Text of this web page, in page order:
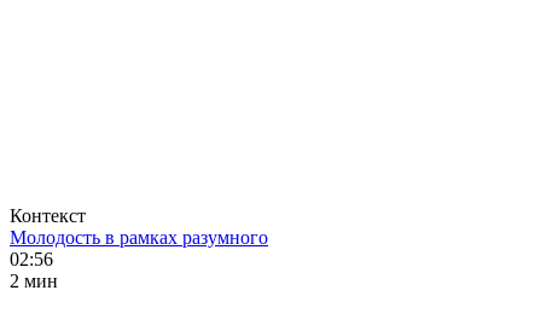
Контекст
Молодость в рамках разумного
02:56
2 мин